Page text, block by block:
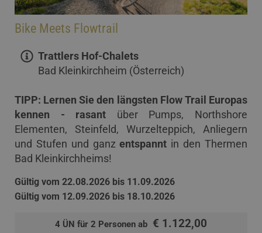
Bike Meets Flowtrail
Trattlers Hof-Chalets
Bad Kleinkirchheim (Österreich)
TIPP: Lernen Sie den längsten Flow Trail Europas
kennen - rasant über Pumps, Northshore
Elementen, Steinfeld, Wurzelteppich, Anliegern
und Stufen und ganzentspannt in den Thermen
Bad Kleinkirchheims!
Gültig vom 22.08.2026 bis 11.09.2026
Gültig vom 12.09.2026 bis 18.10.2026
4 ÜN für 2 Personen ab € 1.122,00